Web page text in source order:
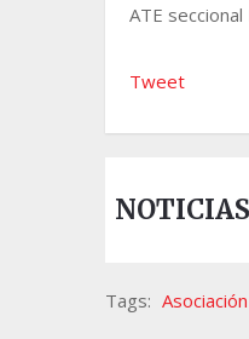
ATE seccional
Tweet
Tags: